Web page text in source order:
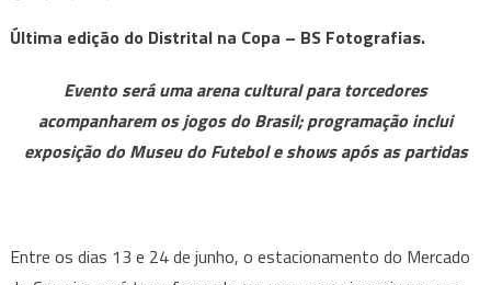
do
recebe
o
“Distrital
telões
Última edição do Distrital na Copa – BS Fotografias.
Evento será uma arena cultural para torcedores
acompanharem os jogos do Brasil; programação inclui
exposição do Museu do Futebol e shows após as partidas
Entre os dias 13 e 24 de junho, o estacionamento do Mercado